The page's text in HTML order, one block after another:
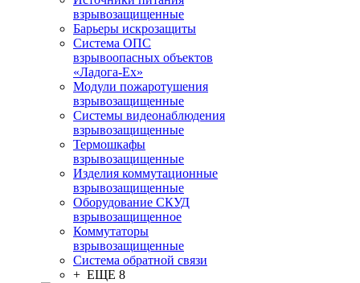
взрывозащищенные
Барьеры искрозащиты
Система ОПС
взрывоопасных объектов
«Ладога-Ex»
Модули пожаротушения
взрывозащищенные
Системы видеонаблюдения
взрывозащищенные
Термошкафы
взрывозащищенные
Изделия коммутационные
взрывозащищенные
Оборудование СКУД
взрывозащищенное
Коммутаторы
взрывозащищенные
Система обратной связи
+ ЕЩЕ 8